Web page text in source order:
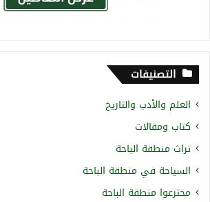
التصنيفات
العلم والأدب والتاريخ
كتاب ومقالات
تراث منطقة الباحة
السياحة في منطقة الباحة
مخترعوا منطقة الباحة